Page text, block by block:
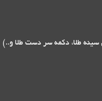
سینه طلا، دکمه سر دست طلا و..)